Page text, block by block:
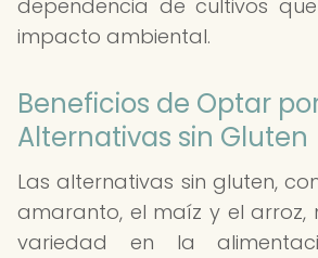
dependencia de cultivos
impacto ambiental.
Beneficios de Optar
Alternativas sin Gluten
Las alternativas sin gluten,
amaranto, el maíz y el arroz,
variedad en la